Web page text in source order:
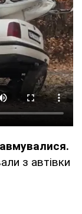
з автівки